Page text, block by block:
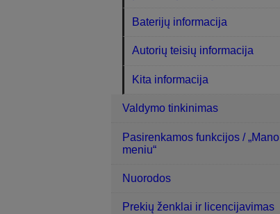
Baterijų informacija
Autorių teisių informacija
Kita informacija
Valdymo tinkinimas
Pasirenkamos funkcijos / „Mano
meniu“
Nuorodos
Prekių ženklai ir licencijavimas